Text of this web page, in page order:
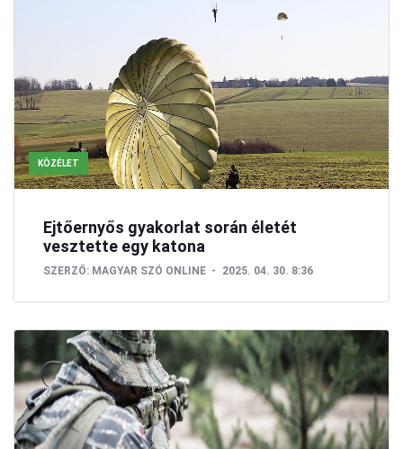
KÖZÉLET
Ejtőernyős gyakorlat során életét
vesztette egy katona
SZERZŐ: MAGYAR SZÓ ONLINE 2025. 04. 30. 8:36